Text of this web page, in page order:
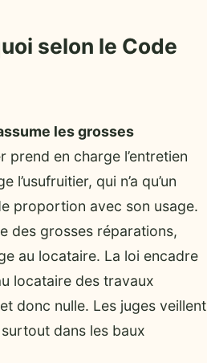
selon le Code
les grosses
prend en charge l’entretien
qui n’a qu’un
proportion avec son usage.
des grosses réparations,
au locataire. La loi encadre
locataire des travaux
donc nulle. Les juges veillent
dans les baux